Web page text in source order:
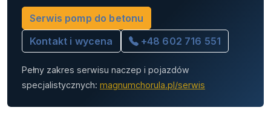
Serwis pomp do betonu
Kontakt i wycena
+48 602 716 551
Pełny zakres serwisu naczep i pojazdów
specjalistycznych: magnumchorula.pl/serwis